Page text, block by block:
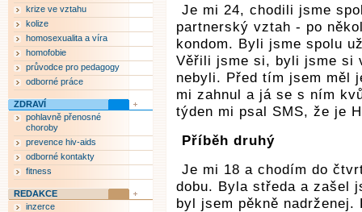
Je mi 24, chodili jsme
partnerský vztah - po
kondom. Byli jsme spolu
Věřili jsme si, byli jsme si
nebyli. Před tím jsem měl
mi zahnul a já se s ním
týden mi psal SMS, že je
Příběh druhý
Je mi 18 a chodím do
dobu. Byla středa a zašel
byl jsem pěkně
krize ve vztahu
kolize
homosexualita a víra
homofobie
průvodce pro pedagogy
odborné práce
ZDRAVÍ
pohlavně přenosné
choroby
prevence hiv-aids
odborné kontakty
fitness
REDAKCE
inzerce